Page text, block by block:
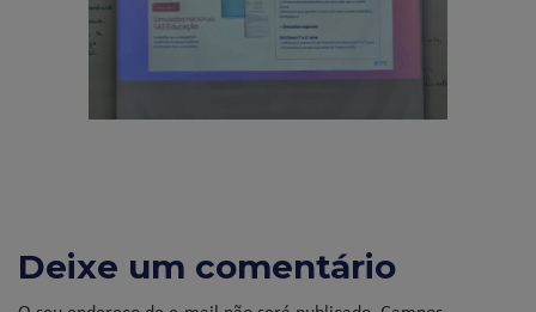
Deixe um comentário